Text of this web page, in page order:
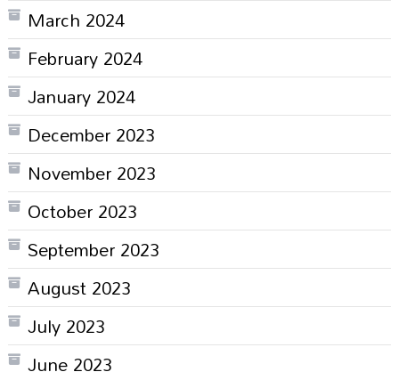
March 2024
February 2024
January 2024
December 2023
November 2023
October 2023
September 2023
August 2023
July 2023
June 2023